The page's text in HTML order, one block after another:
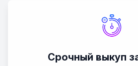
Срочный выкуп